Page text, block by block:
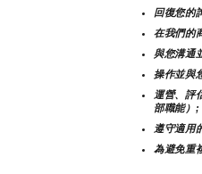
回復您的
在我們的
與您溝通
操作並與
運營、評
部職能）;
遵守適用
為避免重